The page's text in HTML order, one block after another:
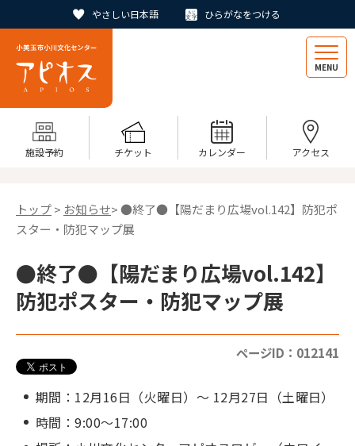
やさしい日本語 ひらがなをつける
MENU
施設予約 チケット カレンダー アクセス
トップ> お知らせ> ●終了●【陽だまり広場vol.142】防犯ポ
スター・防犯マップ展
●終了●【陽だまり広場vol.142】
防犯ポスター・防犯マップ展
ページID：012141
期間：12月16日（火曜日）～ 12月27日（土曜日）
時間：9:00～17:00